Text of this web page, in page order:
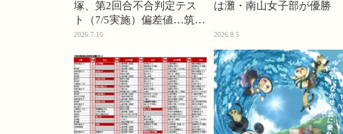
塚、第2回合不合判定テス
ト（7/5実施）偏差値…筑駒
74・桜蔭70＜PR＞
2026.7.10
は灘・南山女子部が優勝
2026.8.5